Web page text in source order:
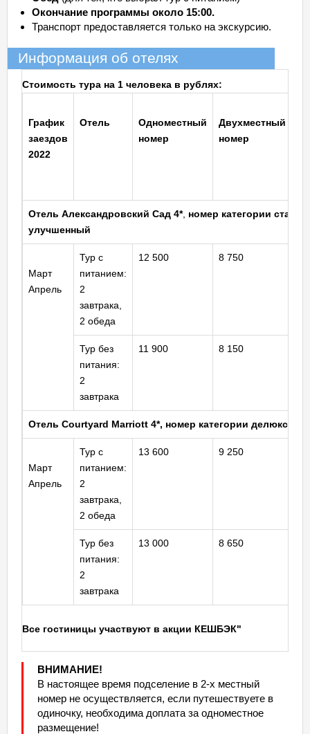
Окончание программы около 15:00.
Транспорт предоставляется только на экскурсию.
Информация об отелях
Стоимость тура на 1 человека в рублях:
График
заездов
2022
Отель
Одноместный
номер
Двухместный
номер
Отель Александровский Сад 4*, номер категории
улучшенный
Март
Апрель
Тур с
питанием:
2
завтрака,
2 обеда
12 500 8 750
Тур без
питания:
2
завтрака
11 900 8 150
Отель Сourtyard Marriott 4*, номер категории делюкс
Март
Апрель
Тур с
питанием:
2
завтрака,
2 обеда
13 600 9 250
Тур без
питания:
2
завтрака
13 000 8 650
Все гостиницы участвуют в акции КЕШБЭК"
ВНИМАНИЕ!
В настоящее время подселение в 2-х местный
номер не осуществляется, если путешествуете в
одиночку, необходима доплата за одноместное
размещение!